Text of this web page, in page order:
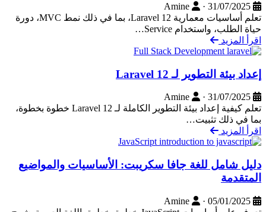
·
تعلم أساسيات معمارية Laravel 12، بما في ذلك نمط MVC، دورة
حياة الطلب، واستخدام Service…
اقرأ المزيد
Full Stack Development
إعداد بيئة التطوير لـ Laravel 12
·
تعلم كيفية إعداد بيئة التطوير الكاملة لـ Laravel 12 خطوة بخطوة،
بما في ذلك تثبيت…
اقرأ المزيد
JavaScript
دليل شامل للغة جافا سكريبت: الأساسيات والمواضيع
المتقدمة
·